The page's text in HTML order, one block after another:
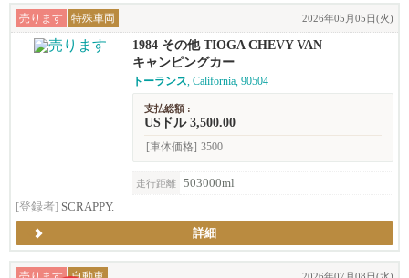
売ります 特殊車両 2026年05月05日(火)
1984 その他 TIOGA CHEVY VAN
キャンピングカー
トーランス, California, 90504
支払総額 :
USドル 3,500.00
[車体価格] 3500
走行距離
503000ml
[登録者] SCRAPPY.
詳細